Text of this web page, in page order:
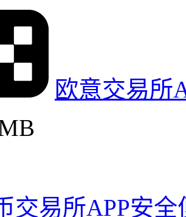
欧意交易所
交易所APP安